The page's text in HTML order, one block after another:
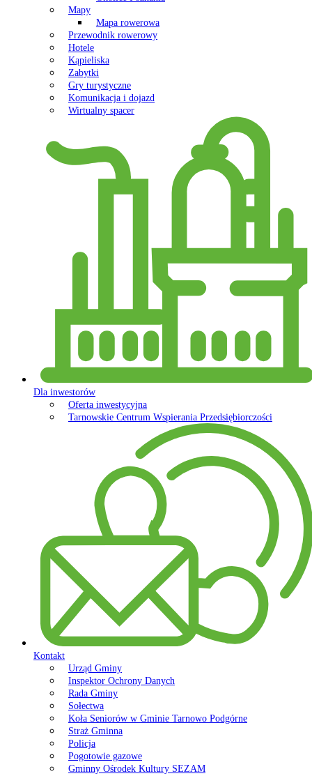
Mapy
Mapa rowerowa
Przewodnik rowerowy
Hotele
Kąpieliska
Zabytki
Gry turystyczne
Komunikacja i dojazd
Wirtualny spacer
Dla inwestorów
Oferta inwestycyjna
Tarnowskie Centrum Wspierania Przedsiębiorczości
Kontakt
Urząd Gminy
Inspektor Ochrony Danych
Rada Gminy
Sołectwa
Koła Seniorów w Gminie Tarnowo Podgórne
Straż Gminna
Policja
Pogotowie gazowe
Gminny Ośrodek Kultury SEZAM